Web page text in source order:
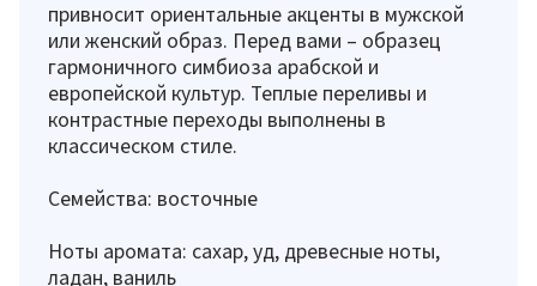
привносит ориентальные акценты в мужской
или женский образ. Перед вами – образец
гармоничного симбиоза арабской и
европейской культур. Теплые переливы и
контрастные переходы выполнены в
классическом стиле.
Семейства: восточные
Ноты аромата: сахар, уд, древесные ноты,
ладан, ваниль